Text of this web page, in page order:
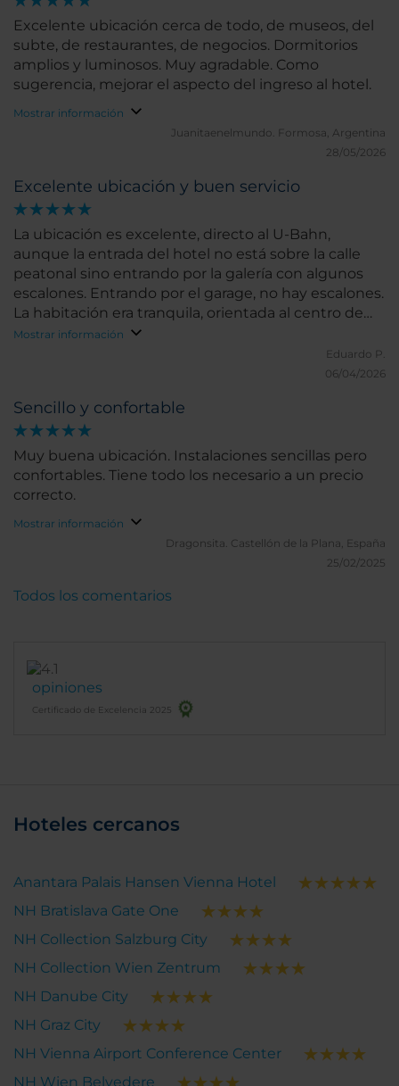
Excelente ubicación cerca de todo, de museos, del
subte, de restaurantes, de negocios. Dormitorios
amplios y luminosos. Muy agradable. Como
sugerencia, mejorar el aspecto del ingreso al hotel.
Mostrar información
Juanitaenelmundo.
Formosa, Argentina
28/05/2026
Excelente ubicación y buen servicio
La ubicación es excelente, directo al U-Bahn,
aunque la entrada del hotel no está sobre la calle
peatonal sino entrando por la galería con algunos
escalones. Entrando por el garage, no hay escalones.
La habitación era tranquila, orientada al centro de
manzana. Lo único que hay que tener cuidado es
bañadera un poco alta y angosta. Sugiero averiguar
mayores.
Mostrar información
Eduardo P.
06/04/2026
Sencillo y confortable
Muy buena ubicación. Instalaciones sencillas pero
confortables. Tiene todo los necesario a un precio
correcto.
Mostrar información
Dragonsita. Castellón de la Plana, España
25/02/2025
opiniones
Certificado de Excelencia 2025
Todos los comentarios
Hoteles cercanos
Anantara Palais Hansen Vienna Hotel
NH Bratislava Gate One
NH Collection Salzburg City
NH Collection Wien Zentrum
NH Danube City
NH Graz City
NH Vienna Airport Conference Center
NH Wien Belvedere